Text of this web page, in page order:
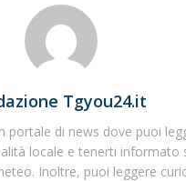
Tgyou24.it
portale di news dove puoi
locale e tenerti informato
Inoltre, puoi leggere